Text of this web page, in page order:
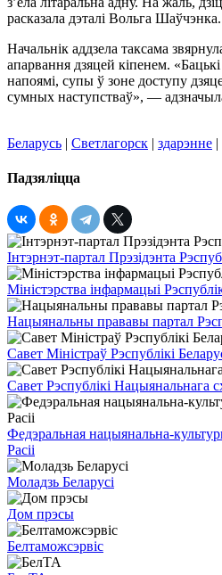
расказала дэталі Вольга Шаўчэнка.
Начальнік аддзела таксама
апарвання дзяцей кіпенем.
напоямі, супы ў зоне доступу
сумных наступстваў», —
Беларусь | Светлагорск | здарэнне |
Падзяліцца
Інтэрнэт-партал Прэзідэнта
Міністэрства інфармацыі
Нацыянальны прававы партал
Савет Міністраў Рэспублікі
Савет Рэспублікі Нацыянальнага
Федэральная нацыянальна-
Расіі
Моладзь Беларусі
Дом прэсы
Белтаможсэрвіс